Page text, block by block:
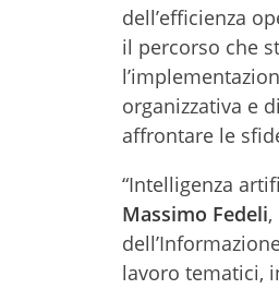
dell’efficienza
il percorso che
organizzativa e
affrontare le
“Intelligenza
Massimo Fedeli
lavoro tematici,